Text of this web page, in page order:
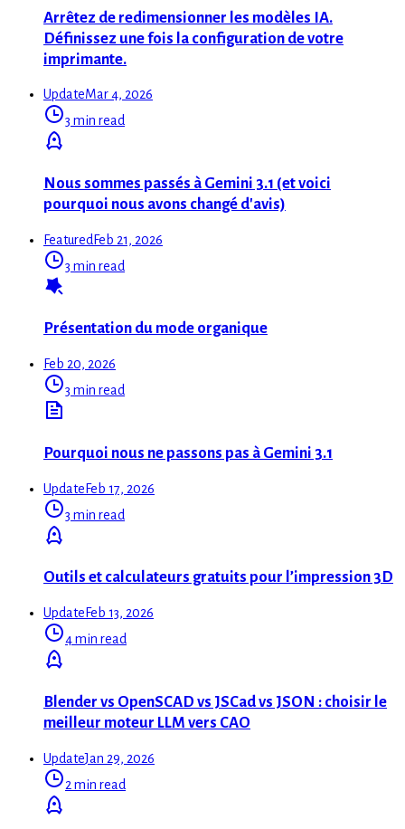
Arrêtez de redimensionner les modèles IA.
Définissez une fois la configuration de votre
imprimante.
UpdateMar 4, 2026
3 min read
Nous sommes passés à Gemini 3.1 (et voici
pourquoi nous avons changé d'avis)
Featured Feb 21, 2026
3 min read
Présentation du mode organique
Feb 20, 2026
3 min read
Pourquoi nous ne passons pas à Gemini 3.1
Update Feb 17, 2026
3 min read
Outils et calculateurs gratuits pour l’impression 3D
Update Feb 13, 2026
4 min read
Blender vs OpenSCAD vs JSCad vs JSON : choisir le
meilleur moteur LLM vers CAO
UpdateJan 29, 2026
2 min read